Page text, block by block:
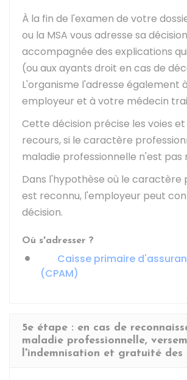
À la fin de l'examen de votre
ou la MSA vous adresse sa décision
accompagnée des explications
(ou aux ayants droit en cas de
L'organisme l'adresse également
employeur et à votre médecin
Cette décision précise les voies et
recours, si le caractère
maladie professionnelle n'est pas
Dans l'hypothèse où le caractère
est reconnu, l'employeur peut
décision.
Où s'adresser ?
Caisse primaire
(CPAM)
5e étape : en cas de
maladie professionnelle,
l'indemnisation et gratuité des